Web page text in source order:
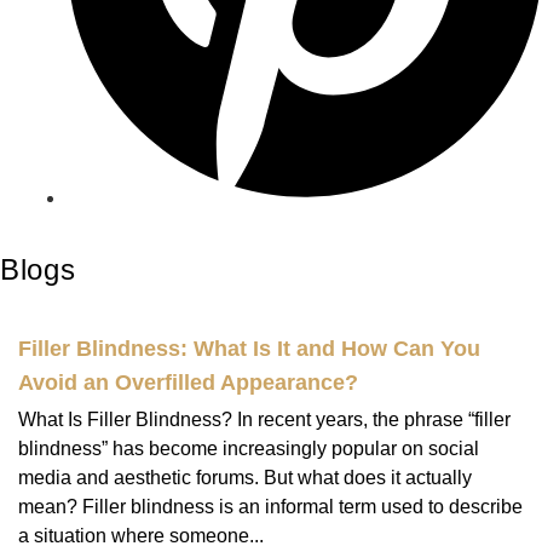
Blogs
Filler Blindness: What Is It and How Can You
Avoid an Overfilled Appearance?
What Is Filler Blindness? In recent years, the phrase “filler
blindness” has become increasingly popular on social
media and aesthetic forums. But what does it actually
mean? Filler blindness is an informal term used to describe
a situation where someone...